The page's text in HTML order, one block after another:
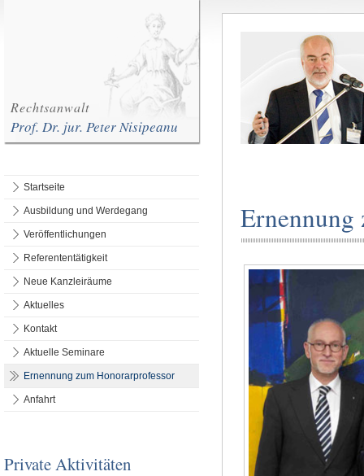
Rechtsanwalt
Prof. Dr. jur. Peter Nisipeanu
Startseite
Ausbildung und Werdegang
Veröffentlichungen
Referententätigkeit
Neue Kanzleiräume
Aktuelles
Kontakt
Aktuelle Seminare
Ernennung zum Honorarprofessor
Anfahrt
Private Aktivitäten
Ernennung